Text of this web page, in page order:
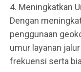
4. Meningkatkan
Dengan
penggunaan
umur layanan
frekuensi serta